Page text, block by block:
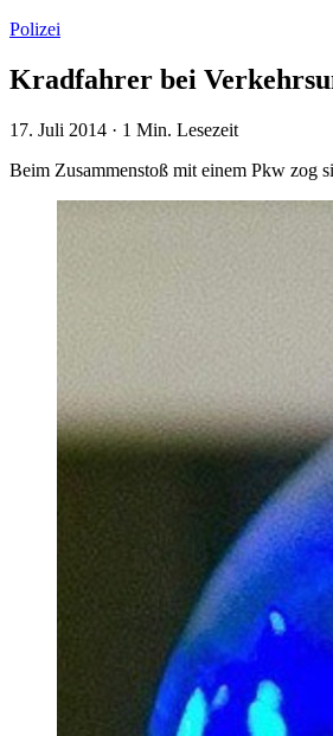
Polizei
Kradfahrer bei
17. Juli 2014 · 1 Min. Lesezeit
Beim Zusammenstoß mit einem Pkw zog